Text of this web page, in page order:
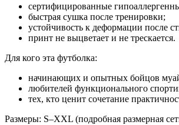
сертифицированные
быстрая сушка после тренировки;
устойчивость к деформации после
принт не выцветает и не трескается.
Для кого эта футболка:
начинающих и опытных бойцов
любителей функционального
тех, кто ценит сочетание
Размеры: S–XXL (подробная размерная